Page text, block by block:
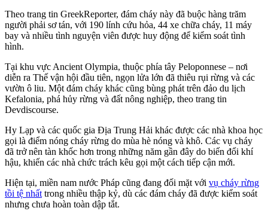
Theo trang tin GreekReporter, đám cháy này đã buộc hàng trăm
người phải sơ tán, với 190 lính cứu hỏa, 44 xe chữa cháy, 11 máy
bay và nhiều tình nguyện viên được huy động để kiểm soát tình
hình.
Tại khu vực Ancient Olympia, thuộc phía tây Peloponnese – nơi
diễn ra Thế vận hội đầu tiên, ngọn lửa lớn đã thiêu rụi rừng và các
vườn ô liu. Một đám cháy khác cũng bùng phát trên đảo du lịch
Kefalonia, phá hủy rừng và đất nông nghiệp, theo trang tin
Devdiscourse.
Hy Lạp và các quốc gia Địa Trung Hải khác được các nhà khoa học
gọi là điểm nóng cháy rừng do mùa hè nóng và khô. Các vụ cháy
đã trở nên tàn khốc hơn trong những năm gần đây do biến đổi khí
hậu, khiến các nhà chức trách kêu gọi một cách tiếp cận mới.
Hiện tại, miền nam nước Pháp cũng đang đối mặt với vụ cháy rừng
tồi tệ nhất trong nhiều thập kỷ, dù các đám cháy đã được kiểm soát
nhưng chưa hoàn toàn dập tắt.